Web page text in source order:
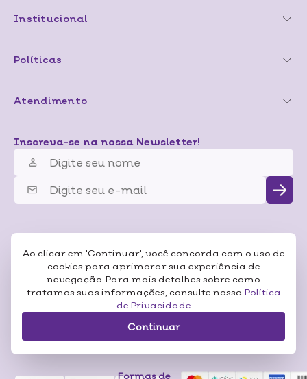
Ao clicar em 'Continuar', você concorda com o uso de
cookies para aprimorar sua experiência de
nevegação. Para mais detalhes sobre como
tratamos suas informações, consulte nossa Política
de Privacidade
Continuar
Institucional
Políticas
Atendimento
Inscreva-se na nossa Newsletter!
Formas de